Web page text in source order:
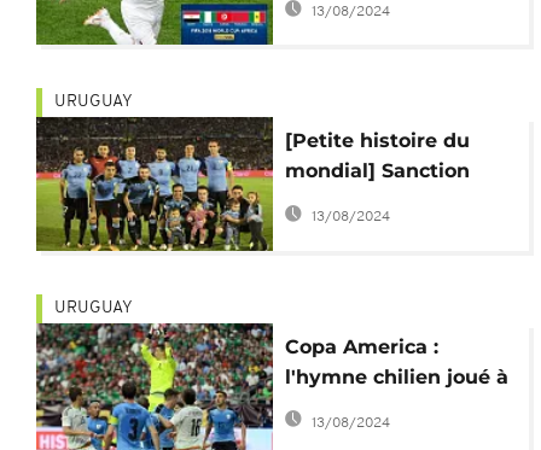
13/08/2024
URUGUAY
[Petite histoire du
mondial] Sanction
record, colère d'un
13/08/2024
URUGUAY
Copa America :
l'hymne chilien joué à
la place de celui de
l'Uruguay
13/08/2024